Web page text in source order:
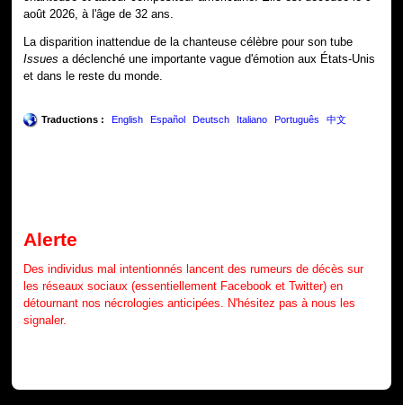
août 2026, à l'âge de 32 ans.
La disparition inattendue de la chanteuse célèbre pour son tube
Issues a déclenché une importante vague d'émotion aux États-Unis
et dans le reste du monde.
Traductions : English Español Deutsch Italiano Português 中文
Alerte
Des individus mal intentionnés lancent des rumeurs de décès sur
les réseaux sociaux (essentiellement Facebook et Twitter) en
détournant nos nécrologies anticipées. N'hésitez pas à nous les
signaler.